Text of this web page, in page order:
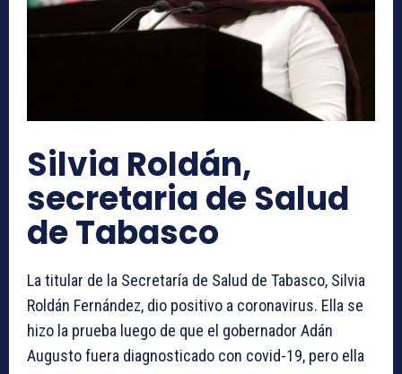
Silvia Roldán,
secretaria de Salud
de Tabasco
La titular de la Secretaría de Salud de Tabasco, Silvia
Roldán Fernández, dio positivo a coronavirus. Ella se
hizo la prueba luego de que el gobernador Adán
Augusto fuera diagnosticado con covid-19, pero ella